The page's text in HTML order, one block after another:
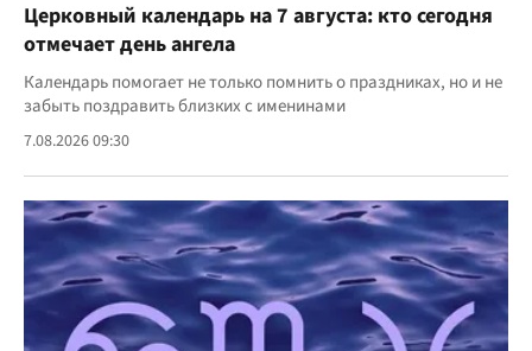
Церковный календарь на 7 августа: кто сегодня
отмечает день ангела
Календарь помогает не только помнить о праздниках, но и не
забыть поздравить близких с именинами
7.08.2026 09:30